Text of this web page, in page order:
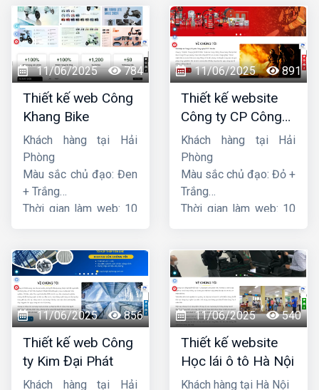
11/06/2025 784
Thiết kế web Công
Khang Bike
Khách hàng tại Hải
Phòng
Màu sắc chủ đạo: Đen
+ Trắng
Thời gian làm web: 10
11/06/2025 891
Thiết kế website
Công ty CP Công
nghệ PCCC Bắc Hà
Khách hàng tại Hải
Phòng
Màu sắc chủ đạo: Đỏ +
Trắng
Thời gian làm web: 10
11/06/2025 856
Thiết kế web Công
ty Kim Đại Phát
Khách hàng tại Hải
11/06/2025 540
Thiết kế website
Học lái ô tô Hà Nội
Khách hàng tại Hà Nội